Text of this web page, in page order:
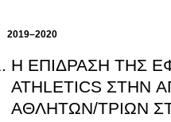
2019–2020
Η ΕΠΙΔΡΑΣΗ ΤΗΣ
ATHLETICS